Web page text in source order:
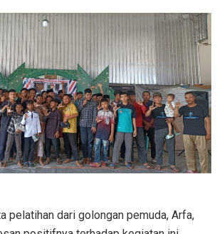
pelatihan dari golongan pemuda, Arfa,